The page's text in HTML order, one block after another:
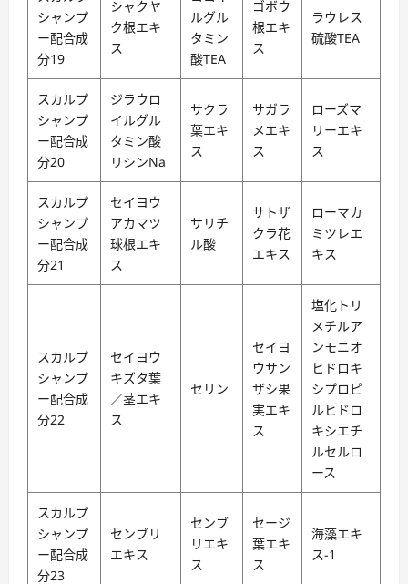
シャンプ
ー配合成
分19
シャクヤ
ク根エキ
ス
ルグル
タミン
酸TEA
ゴボウ
根エキ
ス
ラウレス
硫酸TEA
スカルプ
シャンプ
ー配合成
分20
ジラウロ
イルグル
タミン酸
リシンNa
サクラ
葉エキ
ス
サガラ
メエキ
ス
ローズマ
リーエキ
ス
スカルプ
シャンプ
ー配合成
分21
セイヨウ
アカマツ
球根エキ
ス
サリチ
ル酸
サトザ
クラ花
エキス
ローマカ
ミツレエ
キス
スカルプ
シャンプ
ー配合成
分22
セイヨウ
キズタ葉
／茎エキ
ス
セリン
セイヨ
ウサン
ザシ果
実エキ
ス
塩化トリ
メチルア
ンモニオ
ヒドロキ
シプロピ
ルヒドロ
キシエチ
ルセルロ
ース
スカルプ
シャンプ
ー配合成
分23
センブリ
エキス
センブ
リエキ
ス
セージ
葉エキ
ス
海藻エキ
ス-1